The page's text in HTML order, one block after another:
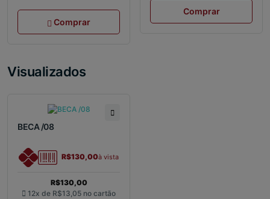
Comprar
Comprar
Visualizados
BECA /08
R$130,00à vista
R$130,00
12x de R$13,05 no cartão